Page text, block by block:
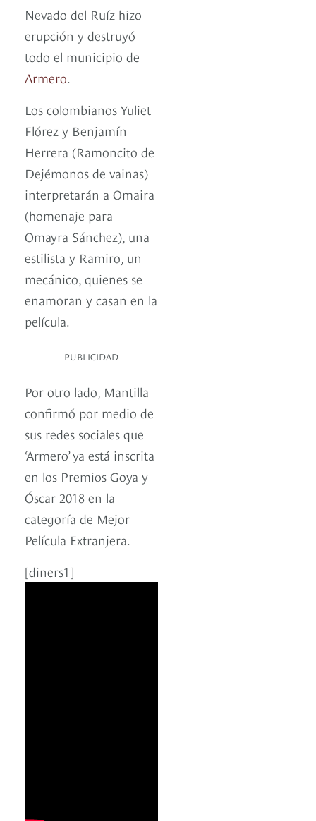
Nevado del Ruíz hizo
erupción y destruyó
todo el municipio de
Armero.
Los colombianos Yuliet
Flórez y Benjamín
Herrera (Ramoncito de
Dejémonos de vainas)
interpretarán a Omaira
(homenaje para
Omayra Sánchez), una
estilista y Ramiro, un
mecánico, quienes se
enamoran y casan en la
película.
PUBLICIDAD
Por otro lado, Mantilla
confirmó por medio de
sus redes sociales que
‘Armero’ ya está inscrita
en los Premios Goya y
Óscar 2018 en la
categoría de Mejor
Película Extranjera.
[diners1]